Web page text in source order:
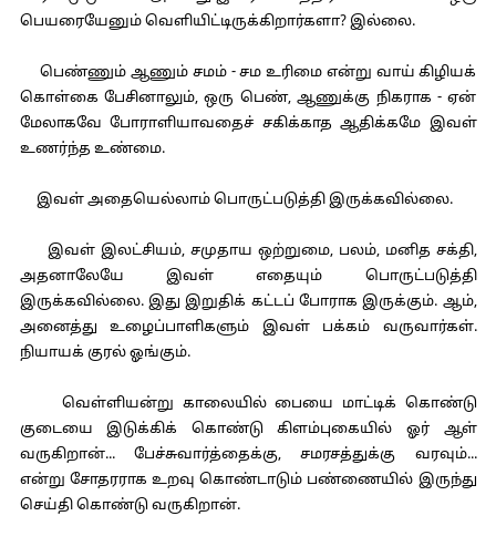
பெயரையேனும் வெளியிட்டிருக்கிறார்களா? இல்லை.
பெண்ணும் ஆணும் சமம் - சம உரிமை என்று வாய் கிழியக்
கொள்கை பேசினாலும், ஒரு பெண், ஆணுக்கு நிகராக - ஏன்
மேலாகவே போராளியாவதைச் சகிக்காத ஆதிக்கமே இவள்
உணர்ந்த உண்மை.
இவள் அதையெல்லாம் பொருட்படுத்தி இருக்கவில்லை.
இவள் இலட்சியம், சமுதாய ஒற்றுமை, பலம், மனித சக்தி,
அதனாலேயே இவள் எதையும் பொருட்படுத்தி
இருக்கவில்லை. இது இறுதிக் கட்டப் போராக இருக்கும். ஆம்,
அனைத்து உழைப்பாளிகளும் இவள் பக்கம் வருவார்கள்.
நியாயக் குரல் ஓங்கும்.
வெள்ளியன்று காலையில் பையை மாட்டிக் கொண்டு
குடையை இடுக்கிக் கொண்டு கிளம்புகையில் ஓர் ஆள்
வருகிறான்... பேச்சுவார்த்தைக்கு, சமரசத்துக்கு வரவும்...
என்று சோதரராக உறவு கொண்டாடும் பண்ணையில் இருந்து
செய்தி கொண்டு வருகிறான்.